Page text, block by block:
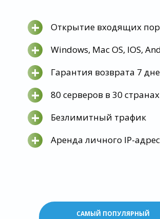
+ Открытие входящих
+ Windows, Mac OS, IOS,
+ Гарантия возврата 7
+ 80 серверов в 30
+ Безлимитный трафик
+ Аренда личного IP-
САМЫЙ ПОПУЛЯРНЫЙ